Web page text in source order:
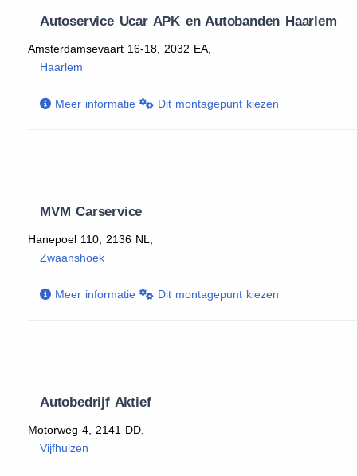
Autoservice Ucar APK en Autobanden Haarlem
Amsterdamsevaart 16-18, 2032 EA,
Haarlem
Meer informatie Dit montagepunt kiezen
MVM Carservice
Hanepoel 110, 2136 NL,
Zwaanshoek
Meer informatie Dit montagepunt kiezen
Autobedrijf Aktief
Motorweg 4, 2141 DD,
Vijfhuizen